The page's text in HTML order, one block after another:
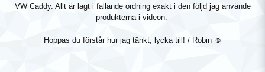
VW Caddy. Allt är lagt i fallande ordning exakt i den följd jag använde
produkterna i videon.
Hoppas du förstår hur jag tänkt, lycka till! / Robin ☺️